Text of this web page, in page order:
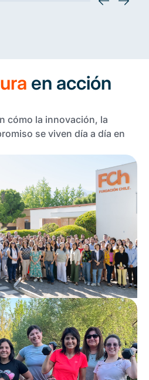
en acción
cómo la innovación, la
se viven día a día en